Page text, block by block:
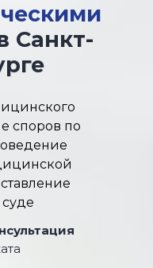
Санкт-
споров по